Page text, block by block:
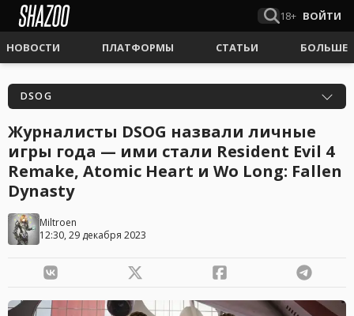
18+ ВОЙТИ
НОВОСТИ ПЛАТФОРМЫ СТАТЬИ БОЛЬШЕ
DSOG
Журналисты DSOG назвали личные
игры года — ими стали Resident Evil 4
Remake, Atomic Heart и Wo Long: Fallen
Dynasty
Miltroen
12:30, 29 декабря 2023